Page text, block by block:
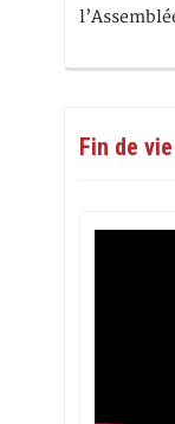
Fin de